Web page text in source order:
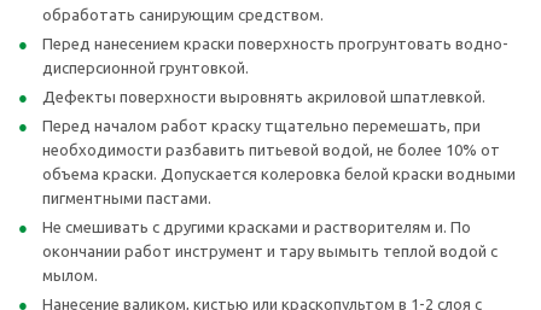
обработать санирующим средством.
Перед нанесением краски поверхность прогрунтовать водно-
дисперсионной грунтовкой.
Дефекты поверхности выровнять акриловой шпатлевкой.
Перед началом работ краску тщательно перемешать, при
необходимости разбавить питьевой водой, не более 10% от
объема краски. Допускается колеровка белой краски водными
пигментными пастами.
Не смешивать с другими красками и растворителям и. По
окончании работ инструмент и тару вымыть теплой водой с
мылом.
Нанесение валиком, кистью или краскопультом в 1-2 слоя с